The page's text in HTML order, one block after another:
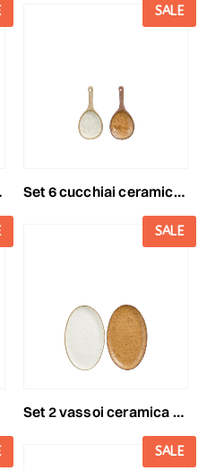
SALE
set 6 cucchiai ceramica10,5x4,5 cm h.1 cm -elm- beige/marrone
SALE
set 2 vassoi ceramica d.28,5 cm h.2,5 cm -elm- beige/marrone
SALE